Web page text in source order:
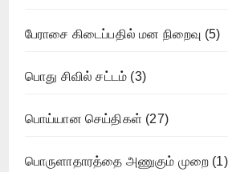
பேராசை கிடைப்பதில் மன நிறைவு (5)
பொது சிவில் சட்டம் (3)
பொய்யான செய்திகள் (27)
பொருளாதாரத்தை அணுகும் முறை (1)